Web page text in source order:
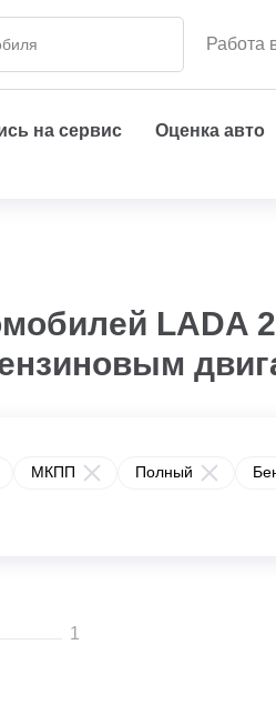
Работа
на сервис Оценка авто
LADA
МКПП Полный
1